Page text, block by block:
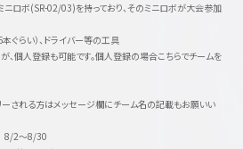
02/03)を持っており、そのミニロボが大会参加
ぐらい）、ドライバー等の工具
人登録も可能です。個人登録の場合こちらでチームを
方はメッセージ欄にチーム名の記載もお願いい
～8/30